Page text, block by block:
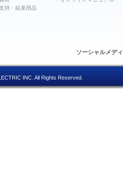
持・結束用品
ソーシャルメデ
INC. All Rights Reserved.